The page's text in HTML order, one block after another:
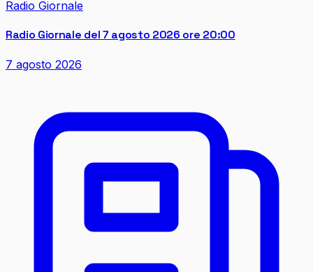
Radio Giornale
Radio Giornale del 7 agosto 2026 ore 20:00
7 agosto 2026